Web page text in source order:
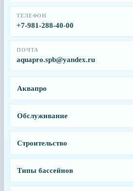
ТЕЛЕФОН
+7-981-288-40-00
ПОЧТА
aquapro.spb@yandex.ru
Аквапро
Обслуживание
Строительство
Типы бассейнов
Телефон
Заявка
Производитель
Франция
6 месяцев
Ячейка